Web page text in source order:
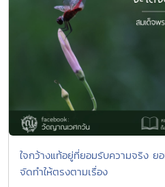
ใจกว้างแท้อยู่ที่ยอมรับความจริง ย
จัดทำให้ตรงตามเรื่อง